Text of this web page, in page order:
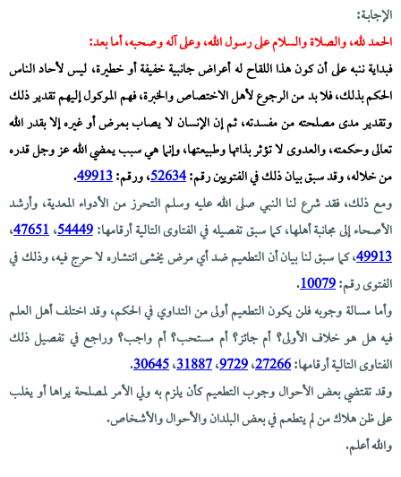
الإجابــة:
الحمد لله، والصلاة والسلام على رسول الله، وعلى آله وصحبه، أما بعد:
فبداية ننبه على أن كون هذا اللقاح له أعراض جانبية خفيفة أو خطيرة، ليس لأحاد الناس
الحكم بذلك، فلا بد من الرجوع لأهل الاختصاص والخبرة، فهم الموكول إليهم تقدير ذلك
وتقدير مدى مصلحته من مفسدته، ثم إن الإنسان لا يصاب بمرض أو غيره إلا بقدر الله
تعالى وحكمته، والعدوى لا تؤثر بذاتها وطبيعتها، وإنما هي سبب يمضي الله عز وجل قدره
من خلاله، وقد سبق بيان ذلك في الفتويين رقم:52634، ورقم:49913
.
ومع ذلك، فقد شرع لنا النبي صلى الله عليه وسلم التحرز من الأدواء المعدية، وأرشد
الأصحاء إلى مجانبة أهلها، كما سبق تفصيله في الفتاوى التالية أرقامها:54449،47651،
49913، كما سبق لنا بيان أن التطعيم ضد أي مرض يخشى انتشاره لا حرج فيه، وذلك في
الفتوى رقم:10079
.
وأما مسالة وجوبه فلن يكون التطعيم أولى من التداوي في الحكم، وقد اختلف أهل العلم
فيه هل هو خلاف الأولى؟ أم جائز؟ أم مستحب؟ أم واجب؟ وراجع في تفصيل ذلك
الفتاوى التالية أرقامها:27266،9729،31887،30645
.
وقد تقتضي بعض الأحوال وجوب التطعيم كأن يلزم به ولي الأمر لمصلحة يراها أو يغلب
على ظن هلاك من لم يتطعم في بعض البلدان والأحوال والأشخاص.
والله أعلم.